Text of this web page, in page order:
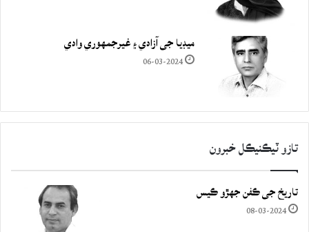
ميڊيا جي آزادي ۽ غيرجمھوري وادي
06-03-2024
تازو ٽيڪنيڪل خبرون
تاريخ جي ڪفن جھڙو ڪيس
08-03-2024